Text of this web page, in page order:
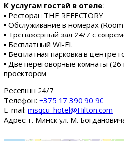
К услугам гостей в отеле:
▪ Ресторан THE REFECTORY
▪ Обслуживание в номерах
▪ Тренажерный зал 24/7 с
▪ Бесплатный WI-FI.
▪ Бесплатная парковка в центре
▪ Две переговорные комнаты (26
проектором
Ресепшн 24/7
Tелефон: +375 17 390 90 90
E-mail: msqcu_hotel@Hilton.com
Адрес: г. Минск ул. М.